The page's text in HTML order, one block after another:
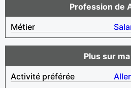
Profession de
Métier
Plus sur
Activité préférée